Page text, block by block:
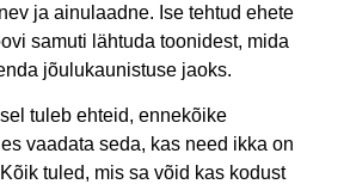
ja ainulaadne. Ise tehtud ehete
samuti lähtuda toonidest, mida
jõulukaunistuse jaoks.
tuleb ehteid, ennekõike
vaadata seda, kas need ikka on
tuled, mis sa võid kas kodust